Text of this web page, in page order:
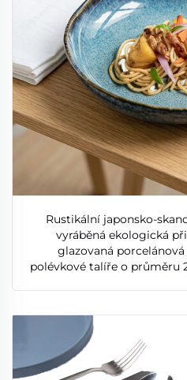
Rustikální japonsko-
vyráběná ekologická
glazovaná
polévkové talíře o průměru